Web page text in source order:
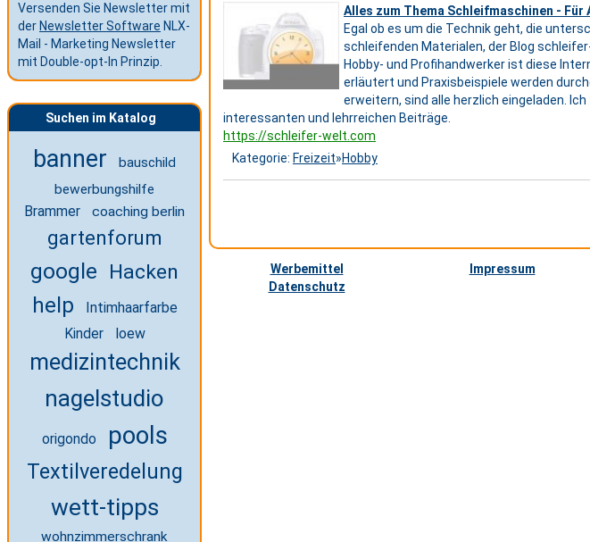
Versenden Sie Newsletter mit
der Newsletter Software NLX-
Mail - Marketing Newsletter
mit Double-opt-In Prinzip.
Suchen im Katalog
banner
bauschild
bewerbungshilfe
Brammer coaching berlin
gartenforum
google Hacken
help
Intimhaarfarbe
Kinder
loew
medizintechnik
nagelstudio
origondo pools
Textilveredelung
wett-tipps
wohnzimmerschrank
Alles zum Thema Schleifmaschinen -
Egal ob es um die Technik geht, die
schleifenden Materialen, der Blog
Hobby- und Profihandwerker ist diese
erläutert und Praxisbeispiele werden
erweitern, sind alle herzlich eingeladen.
interessanten und lehrreichen Beiträge.
https://schleifer-welt.com
Kategorie: Freizeit»Hobby
Werbemittel Impressum
Datenschutz